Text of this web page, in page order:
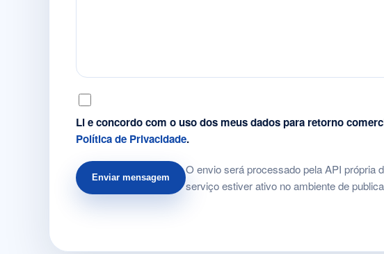
Li e concordo com o uso dos meus dados para retorno
Política de Privacidade.
Enviar mensagem
O envio será processado pela API própria
serviço estiver ativo no ambiente de